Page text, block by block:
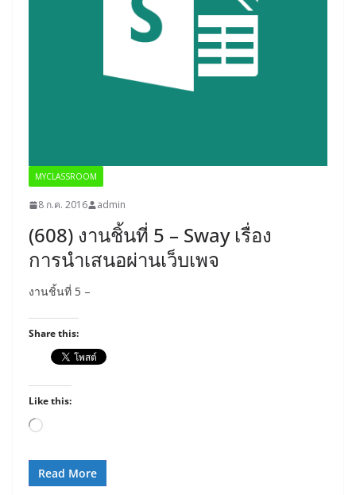
MYCLASSROOM
8 ก.ค. 2016 admin
(608) งานชิ้นที่ 5 – Sway เรื่อง
การนำเสนอผ่านเว็บเพจ
งานชิ้นที่ 5 –
Share this:
Like this:
Loading…
Read More